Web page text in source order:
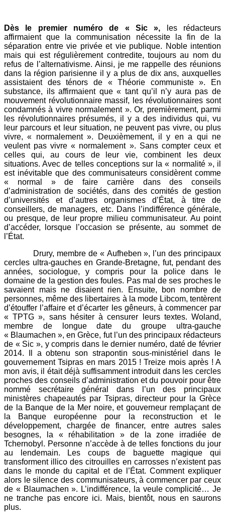
Dès le premier numéro de « Sic », les rédacteurs
affirmaient que la communisation nécessite la fin de la
séparation entre vie privée et vie publique. Noble intention
mais qui est régulièrement contredite, toujours au nom du
refus de l’alternativisme. Ainsi, je me rappelle des réunions
dans la région parisienne il y a plus de dix ans, auxquelles
assistaient des ténors de « Théorie communiste ». En
substance, ils affirmaient que « tant qu’il n’y aura pas de
mouvement révolutionnaire massif, les révolutionnaires sont
condamnés à vivre normalement ». Or, premièrement, parmi
les révolutionnaires présumés, il y a des individus qui, vu
leur parcours et leur situation, ne peuvent pas vivre, ou plus
vivre, « normalement ». Deuxièmement, il y en a qui ne
veulent pas vivre « normalement ». Sans compter ceux et
celles qui, au cours de leur vie, combinent les deux
situations. Avec de telles conceptions sur la « normalité », il
est inévitable que des communisateurs considèrent comme
« normal » de faire carrière dans des conseils
d’administration de sociétés, dans des comités de gestion
d’universités et d’autres organismes d’État, à titre de
conseillers, de managers, etc. Dans l’indifférence générale,
ou presque, de leur propre milieu communisateur. Au point
d’accéder, lorsque l’occasion se présente, au sommet de
l’État.
Drury, membre de « Aufheben », l’un des principaux
cercles ultra-gauches en Grande-Bretagne, fut, pendant des
années, sociologue, y compris pour la police dans le
domaine de la gestion des foules. Pas mal de ses proches le
savaient mais ne disaient rien. Ensuite, bon nombre de
personnes, même des libertaires à la mode Libcom, tentèrent
d’étouffer l’affaire et d’écarter les gêneurs, à commencer par
« TPTG », sans hésiter à censurer leurs textes. Woland,
membre de longue date du groupe ultra-gauche
« Blaumachen », en Grèce, fut l’un des principaux rédacteurs
de « Sic », y compris dans le dernier numéro, daté de février
2014. Il a obtenu son strapontin sous-ministériel dans le
gouvernement Tsipras en mars 2015 ! Treize mois après ! A
mon avis, il était déjà suffisamment introduit dans les cercles
proches des conseils d’administration et du pouvoir pour être
nommé secrétaire général dans l’un des principaux
ministères chapeautés par Tsipras, directeur pour la Grèce
de la Banque de la Mer noire, et gouverneur remplaçant de
la Banque européenne pour la reconstruction et le
développement, chargée de financer, entre autres sales
besognes, la « réhabilitation » de la zone irradiée de
Tchernobyl. Personne n’accède à de telles fonctions du jour
au lendemain. Les coups de baguette magique qui
transforment illico des citrouilles en carrosses n’existent pas
dans le monde du capital et de l’État. Comment expliquer
alors le silence des communisateurs, à commencer par ceux
de « Blaumachen ». L’indifférence, la veule complicité… Je
ne tranche pas encore ici. Mais, bientôt, nous en saurons
plus.